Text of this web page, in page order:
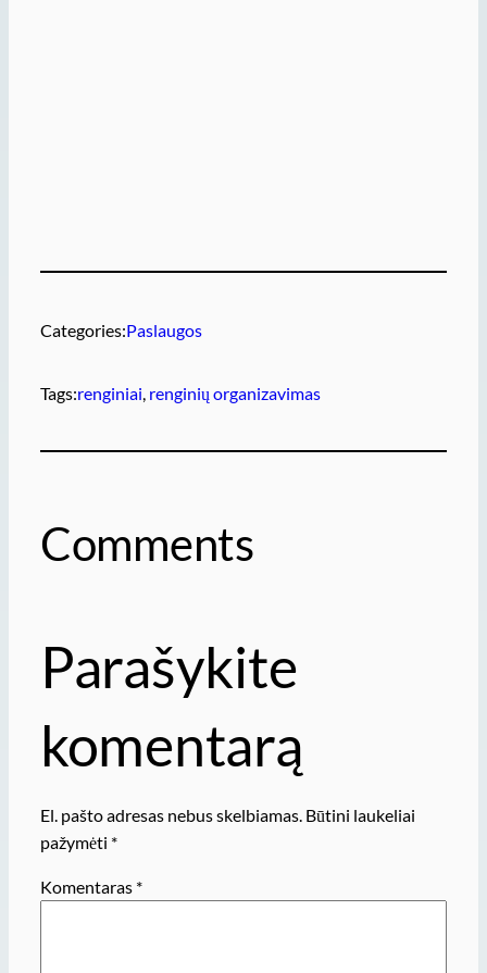
Categories:Paslaugos
Tags:renginiai renginių organizavimas
Comments
Parašykite
komentarą
El. pašto adresas nebus skelbiamas. Būtini laukeliai
pažymėti *
Komentaras *